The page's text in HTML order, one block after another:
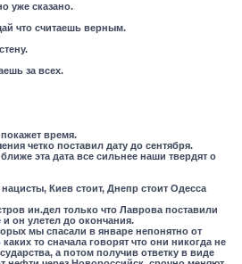
уже сказано.
что считаешь верным.
за всех.
время.
четко поставил дату до сентября.
эта дата все сильнее наши твердят о
Киев стоит, Днепр стоит Одесса
ин.дел только что Лаврова поставили
и он улетел до окончания.
мы спасали в январе непонятно от
то сначала говорят что они никогда не
а потом получив ответку в виде